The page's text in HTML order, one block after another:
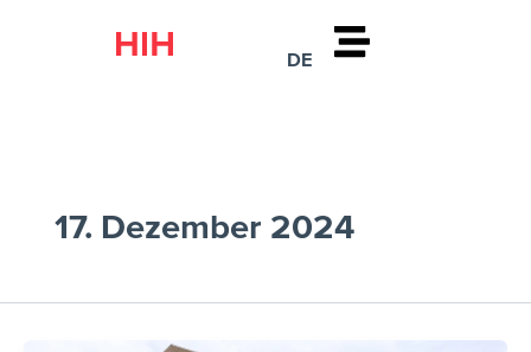
DE
17. Dezember 2024